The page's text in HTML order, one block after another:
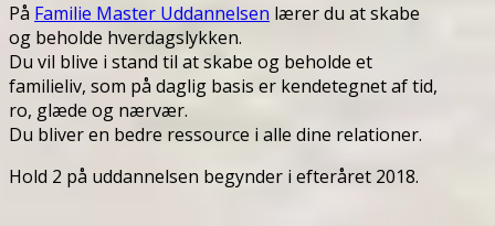
På Familie Master Uddannelsen lærer du at skabe
og beholde hverdagslykken.
Du vil blive i stand til at skabe og beholde et
familieliv, som på daglig basis er kendetegnet af tid,
ro, glæde og nærvær.
Du bliver en bedre ressource i alle dine relationer.
Hold 2 på uddannelsen begynder i efteråret 2018.